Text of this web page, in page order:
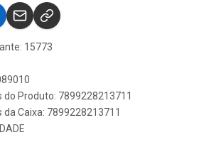
15773
do Produto: 7899228213711
da Caixa: 7899228213711